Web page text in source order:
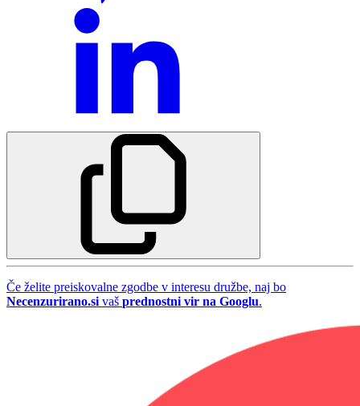
Če želite preiskovalne zgodbe v interesu družbe, naj bo
Necenzurirano.si vaš prednostni vir na Googlu.